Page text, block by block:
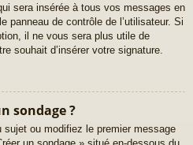
sera insérée à tous vos messages en
panneau de contrôle de l’utilisateur. Si
il ne vous sera plus utile de
souhait d’insérer votre signature.
sondage ?
sujet ou modifiez le premier message